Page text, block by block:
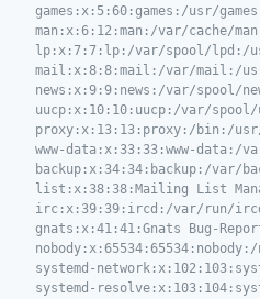
games:x:5:60:games:/usr/
man:x:6:12:man:/var/cache/
lp:x:7:7:lp:/var/spool/lpd:/
mail:x:8:8:mail:/var/mail:/
news:x:9:9:news:/var/spool/
uucp:x:10:10:uucp:/var/
proxy:x:13:13:proxy:/bin:/
www-data:x:33:33:www-data:/
backup:x:34:34:backup:/var/
list:x:38:38:Mailing List
irc:x:39:39:ircd:/var/run/
gnats:x:41:41:Gnats Bug-
systemd-
systemd-